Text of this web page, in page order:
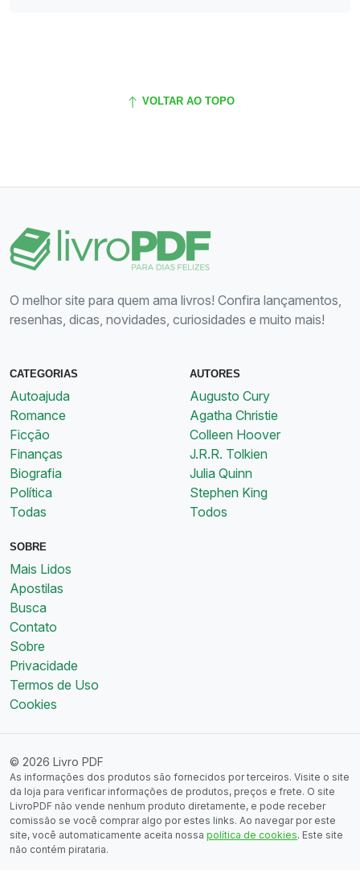
VOLTAR AO TOPO
O melhor site para quem ama livros! Confira lançamentos,
resenhas, dicas, novidades, curiosidades e muito mais!
CATEGORIAS
Autoajuda
Romance
Ficção
Finanças
Biografia
Política
Todas
AUTORES
Augusto Cury
Agatha Christie
Colleen Hoover
J.R.R. Tolkien
Julia Quinn
Stephen King
Todos
SOBRE
Mais Lidos
Apostilas
Busca
Contato
Sobre
Privacidade
Termos de Uso
Cookies
© 2026 Livro PDF
As informações dos produtos são fornecidos por terceiros. Visite o site
da loja para verificar informações de produtos, preços e frete. O site
LivroPDF não vende nenhum produto diretamente, e pode receber
comissão se você comprar algo por estes links. Ao navegar por este
site, você automaticamente aceita nossa política de cookies. Este site
não contém pirataria.